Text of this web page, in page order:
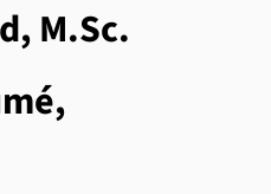
M.Sc.